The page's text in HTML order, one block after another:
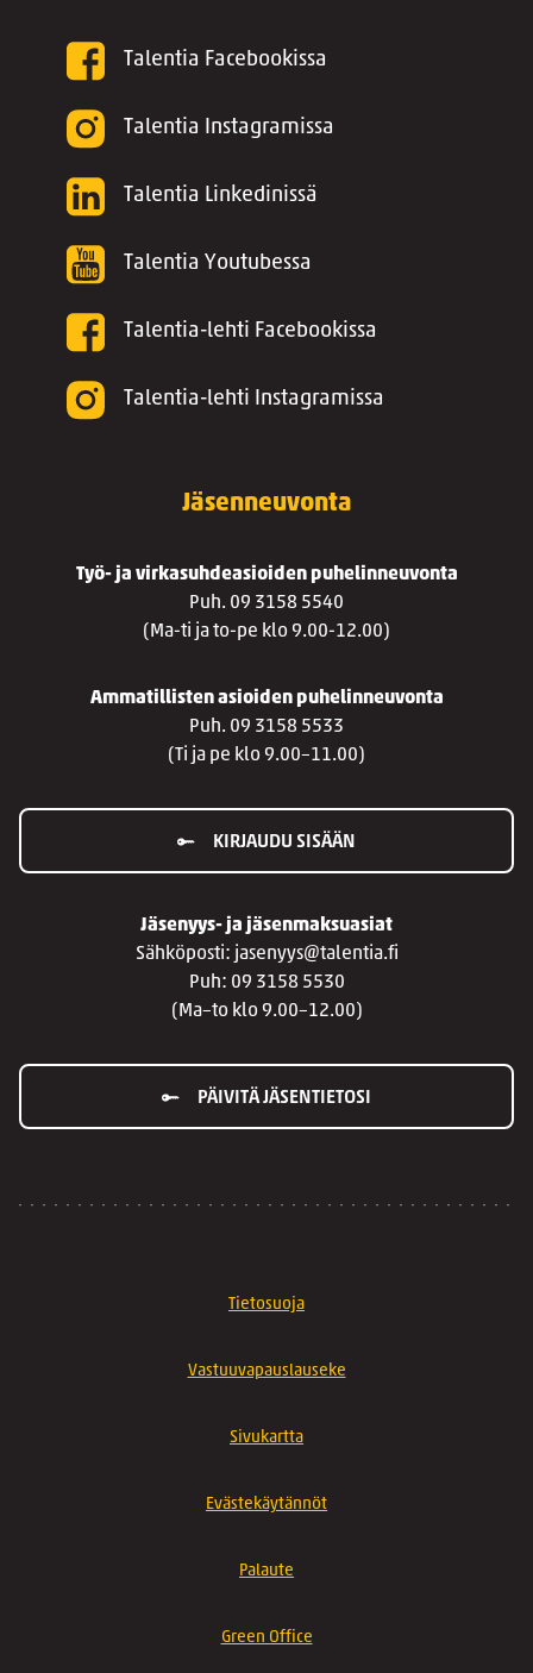
Talentia Facebookissa
Talentia Instagramissa
Talentia Linkedinissä
Talentia Youtubessa
Talentia-lehti Facebookissa
Talentia-lehti Instagramissa
Jäsenneuvonta
Työ- ja virkasuhdeasioiden puhelinneuvonta
Puh. 09 3158 5540
(Ma-ti ja to-pe klo 9.00-12.00)
Ammatillisten asioiden puhelinneuvonta
Puh. 09 3158 5533
(Ti ja pe klo 9.00–11.00)
KIRJAUDU SISÄÄN
Jäsenyys- ja jäsenmaksuasiat
Sähköposti: jasenyys@talentia.fi
Puh: 09 3158 5530
(Ma–to klo 9.00–12.00)
PÄIVITÄ JÄSENTIETOSI
Tietosuoja
Vastuuvapauslauseke
Sivukartta
Evästekäytännöt
Palaute
Green Office